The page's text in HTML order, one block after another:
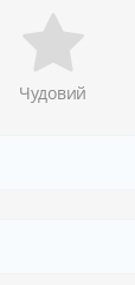
Чудовий